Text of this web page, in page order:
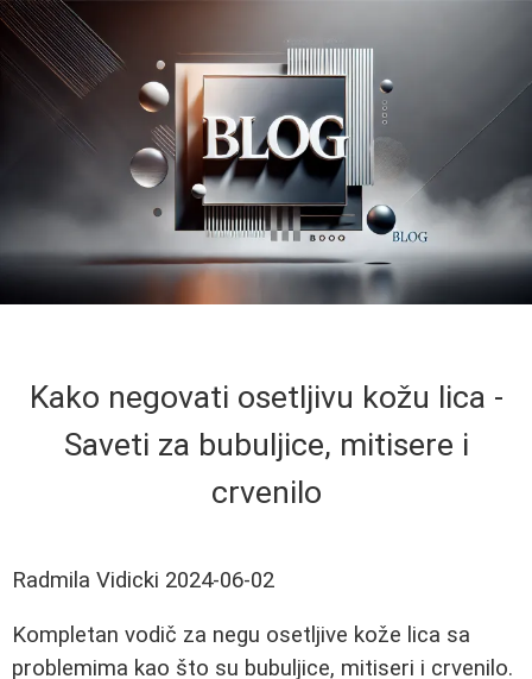
Kako negovati osetljivu kožu lica -
Saveti za bubuljice, mitisere i
crvenilo
Radmila Vidicki 2024-06-02
Kompletan vodič za negu osetljive kože lica sa
problemima kao što su bubuljice, mitiseri i crvenilo.